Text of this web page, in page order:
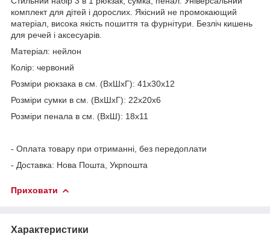
комплект для дітей і дорослих. Якісний не промокающий
матеріал, висока якість пошиття та фурнітури. Безліч кишень
для речей і аксесуарів.
Матеріал: нейлон
Колір: червоний
Розміри рюкзака в см. (ВхШхГ): 41х30х12
Розміри сумки в см. (ВхШхГ): 22х20х6
Розміри пенала в см. (ВхШ): 18х11
- Оплата товару при отриманні, без передоплати
- Доставка: Нова Пошта, Укрпошта
Приховати
Характеристики